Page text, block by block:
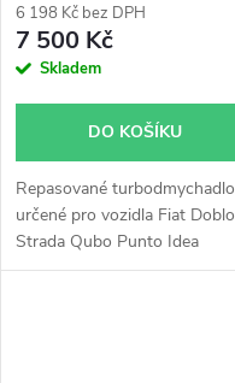
6 198 Kč bez DPH
7 500 Kč
Skladem
DO KOŠÍKU
Repasované turbodmychadlo
určené pro vozidla Fiat Doblo
Strada Qubo Punto Idea
Fiorino, Alfa Romeo MiTo,